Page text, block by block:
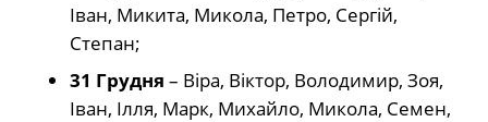
Іван, Микита, Микола, Петро, Сергій,
Степан;
31 Грудня – Віра, Віктор, Володимир, Зоя,
Іван, Ілля, Марк, Михайло, Микола, Семен,